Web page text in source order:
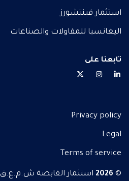
استثمار فينتشورز
اليغانسيا للمقاولات والصناعات
تابعنا على
©
2026 استثمار القابضة ش.م.ع.ق
Privacy policy
Legal
Terms of service